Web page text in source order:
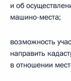
и об
машино-места;
возможность
направить
в отношении